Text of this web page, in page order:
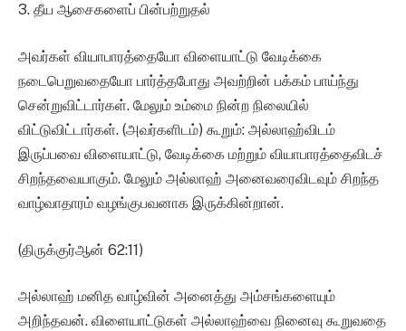
3. தீய ஆசைகளைப் பின்பற்றுதல்
அவர்கள் வியாபாரத்தையோ விளையாட்டு வேடிக்கை
நடைபெறுவதையோ பார்த்தபோது அவற்றின் பக்கம் பாய்ந்து
சென்றுவிட்டார்கள். மேலும் உம்மை நின்ற நிலையில்
விட்டுவிட்டார்கள். (அவர்களிடம்) கூறும்: அல்லாஹ்விடம்
இருப்பவை விளையாட்டு, வேடிக்கை மற்றும் வியாபாரத்தைவிடச்
சிறந்தவையாகும். மேலும் அல்லாஹ் அனைவரைவிடவும் சிறந்த
வாழ்வாதாரம் வழங்குபவனாக இருக்கின்றான்.
(திருக்குர்ஆன் 62:11)
அல்லாஹ் மனித வாழ்வின் அனைத்து அம்சங்களையும்
அறிந்தவன். விளையாட்டுகள் அல்லாஹ்வை நினைவு கூறுவதை